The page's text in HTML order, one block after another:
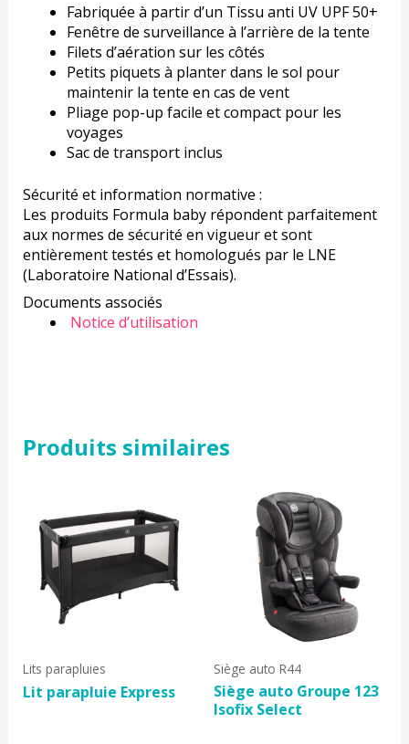
Fabriquée à partir d’un Tissu anti UV UPF 50+
Fenêtre de surveillance à l’arrière de la tente
Filets d’aération sur les côtés
Petits piquets à planter dans le sol pour
maintenir la tente en cas de vent
Pliage pop-up facile et compact pour les
voyages
Sac de transport inclus
Sécurité et information normative :
Les produits Formula baby répondent parfaitement
aux normes de sécurité en vigueur et sont
entièrement testés et homologués par le LNE
(Laboratoire National d’Essais).
Documents associés
Notice d’utilisation
Produits similaires
Lits parapluies
Lit parapluie Express
Siège auto R44
Siège auto Groupe 123
Isofix Select